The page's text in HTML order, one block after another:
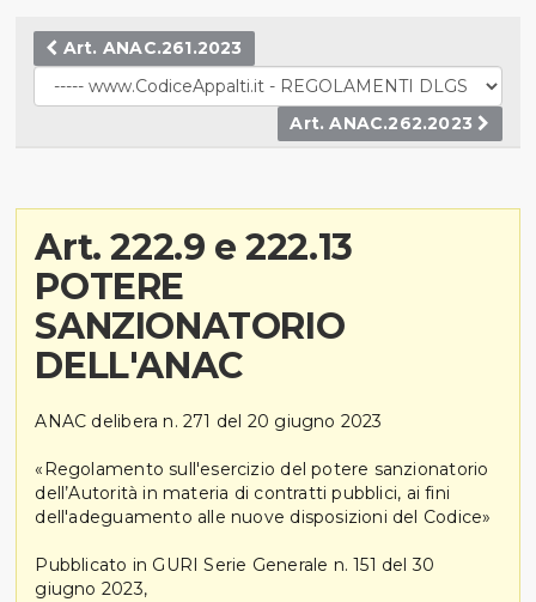
Art. ANAC.261.2023
Art. ANAC.262.2023
Art. 222.9 e 222.13
POTERE
SANZIONATORIO
DELL'ANAC
ANAC delibera n. 271 del 20 giugno 2023
«Regolamento sull'esercizio del potere sanzionatorio
dell’Autorità in materia di contratti pubblici, ai fini
dell'adeguamento alle nuove disposizioni del Codice»
Pubblicato in GURI Serie Generale n. 151 del 30
giugno 2023,